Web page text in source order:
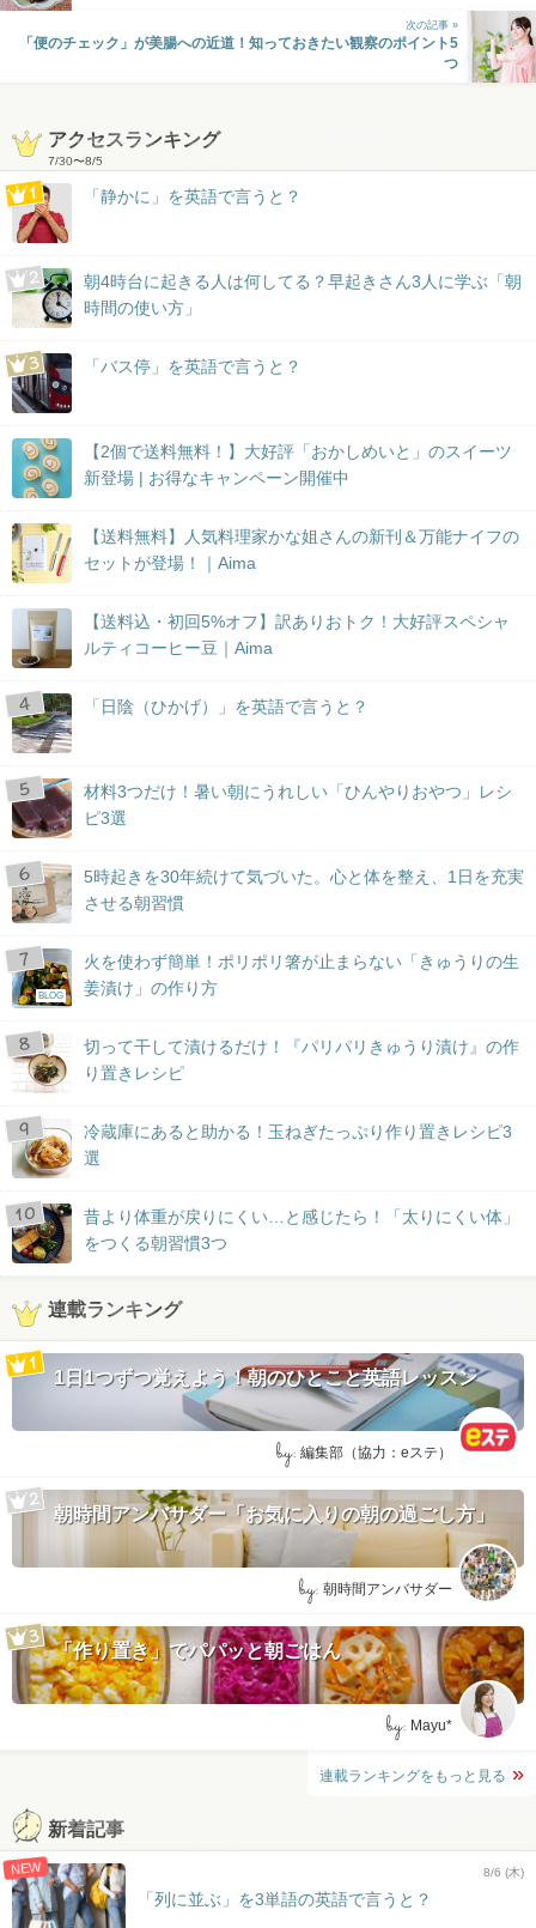
次の記事 »
「便のチェック」が美腸への近道！知っておきたい観察のポイント5
つ
アクセスランキング
7/30〜8/5
「静かに」を英語で言うと？
朝4時台に起きる人は何してる？早起きさん3人に学ぶ「朝
時間の使い方」
「バス停」を英語で言うと？
【2個で送料無料！】大好評「おかしめいと」のスイーツ
新登場 | お得なキャンペーン開催中
【送料無料】人気料理家かな姐さんの新刊＆万能ナイフの
セットが登場！｜Aima
【送料込・初回5%オフ】訳ありおトク！大好評スペシャ
ルティコーヒー豆｜Aima
「日陰（ひかげ）」を英語で言うと？
材料3つだけ！暑い朝にうれしい「ひんやりおやつ」レシ
ピ3選
5時起きを30年続けて気づいた。心と体を整え、1日を充実
させる朝習慣
BLOG
火を使わず簡単！ポリポリ箸が止まらない「きゅうりの生
姜漬け」の作り方
切って干して漬けるだけ！『パリパリきゅうり漬け』の作
り置きレシピ
冷蔵庫にあると助かる！玉ねぎたっぷり作り置きレシピ3
選
昔より体重が戻りにくい…と感じたら！「太りにくい体」
をつくる朝習慣3つ
連載ランキング
1日1つずつ覚えよう！朝のひとこと英語レッスン
by: 編集部（協力：eステ）
朝時間アンバサダー「お気に入りの朝の過ごし方」
by: 朝時間アンバサダー
「作り置き」でパパッと朝ごはん
by: Mayu*
連載ランキングをもっと見る
新着記事
NEW 8/6 (木)
「列に並ぶ」を3単語の英語で言うと？